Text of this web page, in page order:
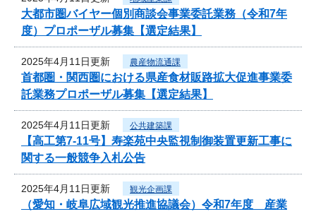
大都市圏バイヤー個別商談会事業委託業務（令和7年
度）プロポーザル募集【選定結果】
2025年4月11日更新 農産物流通課
首都圏・関西圏における県産食材販路拡大促進事業委
託業務プロポーザル募集【選定結果】
2025年4月11日更新 公共建築課
【高工第7-11号】寿楽苑中央監視制御装置更新工事に
関する一般競争入札公告
2025年4月11日更新 観光企画課
（愛知・岐阜広域観光推進協議会）令和7年度 産業